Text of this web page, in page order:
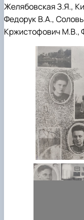
Желябовская З.Я.,
Федорук В.А.,
Кржистофович М.В.,